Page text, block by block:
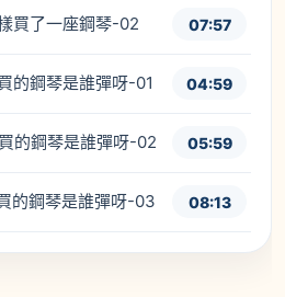
買了一座鋼琴-02 07:57
的鋼琴是誰彈呀-01 04:59
的鋼琴是誰彈呀-02 05:59
的鋼琴是誰彈呀-03 08:13